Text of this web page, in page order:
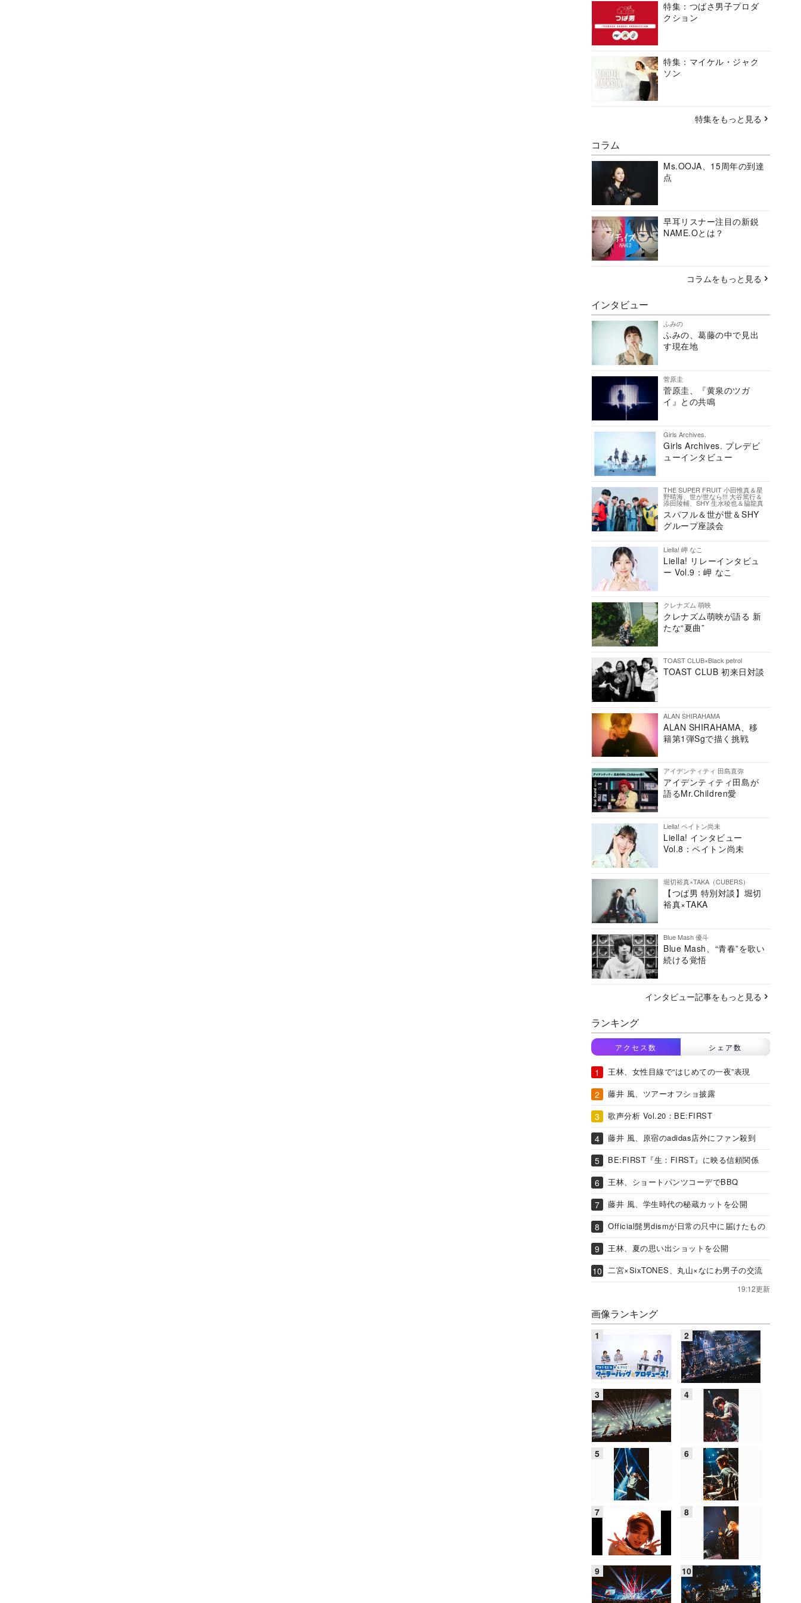
特集：つばさ男子プロダ
クション
特集：マイケル・ジャク
ソン
特集をもっと見る
コラム
Ms.OOJA、15周年の到達
点
早耳リスナー注目の新鋭
NAME.Oとは？
コラムをもっと見る
インタビュー
ふみの
ふみの、葛藤の中で見出
す現在地
菅原圭
菅原圭、『黄泉のツガ
イ』との共鳴
Girls Archives.
Girls Archives. プレデビ
ューインタビュー
THE SUPER FRUIT 小田惟真＆星
野晴海、世が世なら!!! 大谷篤行＆
添田陵輔、SHY 生水稜也＆脇龍真
スパフル＆世が世＆SHY
グループ座談会
Liella! 岬 なこ
Liella! リレーインタビュ
ー Vol.9：岬 なこ
クレナズム 萌映
クレナズム萌映が語る 新
たな“夏曲”
TOAST CLUB×Black petrol
TOAST CLUB 初来日対談
ALAN SHIRAHAMA
ALAN SHIRAHAMA、移
籍第1弾Sgで描く挑戦
アイデンティティ 田島直弥
アイデンティティ田島が
語るMr.Children愛
Liella! ペイトン尚未
Liella! インタビュー
Vol.8：ペイトン尚未
堀切裕真×TAKA（CUBERS）
【つば男 特別対談】堀切
裕真×TAKA
Blue Mash 優斗
Blue Mash、“青春”を歌い
続ける覚悟
インタビュー記事をもっと見る
ランキング
アクセス数 シェア数
王林、女性目線で“はじめての一夜”表現
藤井 風、ツアーオフショ披露
歌声分析 Vol.20：BE:FIRST
藤井 風、原宿のadidas店外にファン殺到
BE:FIRST『生：FIRST』に映る信頼関係
王林、ショートパンツコーデでBBQ
藤井 風、学生時代の秘蔵カットを公開
Official髭男dismが日常の只中に届けたもの
王林、夏の思い出ショットを公開
二宮×SixTONES、丸山×なにわ男子の交流
19:12更新
画像ランキング